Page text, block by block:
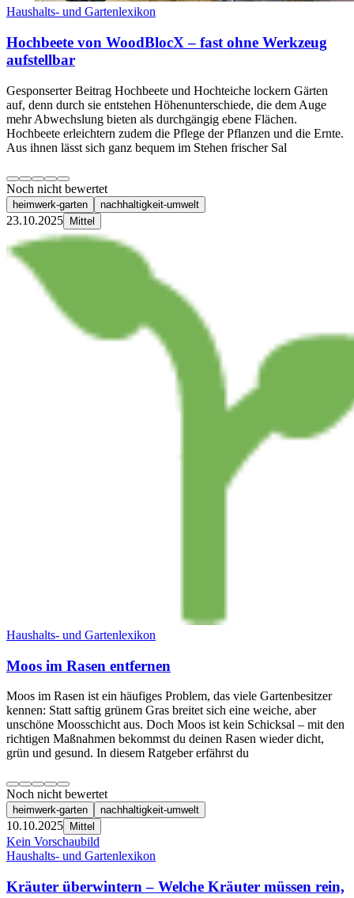
Haushalts- und Gartenlexikon
Hochbeete von WoodBlocX – fast ohne Werkzeug
aufstellbar
Gesponserter Beitrag Hochbeete und Hochteiche lockern Gärten
auf, denn durch sie entstehen Höhenunterschiede, die dem Auge
mehr Abwechslung bieten als durchgängig ebene Flächen.
Hochbeete erleichtern zudem die Pflege der Pflanzen und die Ernte.
Aus ihnen lässt sich ganz bequem im Stehen frischer Sal
Noch nicht bewertet
heimwerk-garten nachhaltigkeit-umwelt
23.10.2025 Mittel
Haushalts- und Gartenlexikon
Moos im Rasen entfernen
Moos im Rasen ist ein häufiges Problem, das viele Gartenbesitzer
kennen: Statt saftig grünem Gras breitet sich eine weiche, aber
unschöne Moosschicht aus. Doch Moos ist kein Schicksal – mit den
richtigen Maßnahmen bekommst du deinen Rasen wieder dicht,
grün und gesund. In diesem Ratgeber erfährst du
Noch nicht bewertet
heimwerk-garten nachhaltigkeit-umwelt
10.10.2025 Mittel
Kein Vorschaubild
Haushalts- und Gartenlexikon
Kräuter überwintern – Welche Kräuter müssen rein,